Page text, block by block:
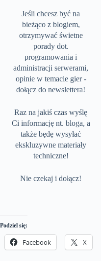
Jeśli chcesz być na
bieżąco z blogiem,
otrzymywać świetne
porady dot.
programowania i
administracji serwerami,
opinie w temacie gier -
dołącz do newslettera!
Raz na jakiś czas wyślę
Ci informację nt. bloga, a
także będę wysyłać
ekskluzywne materiały
techniczne!
Nie czekaj i dołącz!
Podziel się:
Facebook X